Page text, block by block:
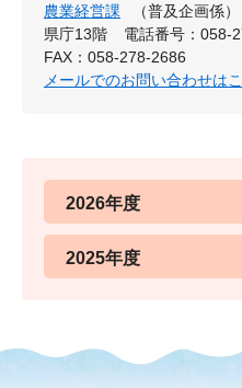
農業経営課
（普及企画係）
県庁13階
電話番号：058-
FAX：058-278-2686
メールでのお問い合わせは
2026年度
2025年度